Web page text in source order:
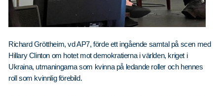
Richard Gröttheim, vd AP7, förde ett ingående samtal på scen med
Hillary Clinton om hotet mot demokratierna i världen, kriget i
Ukraina, utmaningarna som kvinna på ledande roller och hennes
roll som kvinnlig förebild.